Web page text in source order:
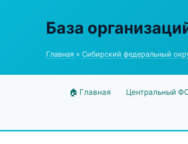
База
Главная » Сибирский федеральный
🏠 Главная Центральный